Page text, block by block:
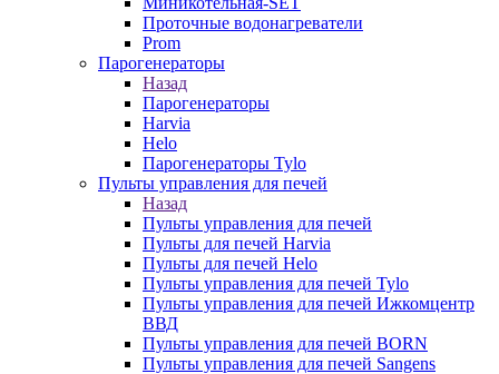
Проточные водонагреватели
Prom
Парогенераторы
Назад
Парогенераторы
Harvia
Helo
Парогенераторы Tylo
Пульты управления для печей
Назад
Пульты управления для печей
Пульты для печей Harvia
Пульты для печей Helo
Пульты управления для печей Tylo
Пульты управления для печей Ижкомцентр
ВВД
Пульты управления для печей BORN
Пульты управления для печей Sangens